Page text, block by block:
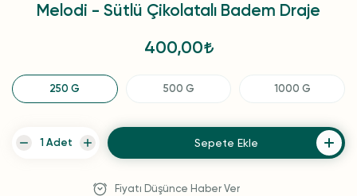
Melodi - Sütlü Çikolatalı Badem Draje
400,00
250 G 500 G 1000 G
Sepete Ekle
Fiyatı Düşünce Haber Ver